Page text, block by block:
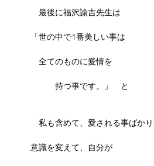
最後に福沢諭吉先生は
「世の中で1番美しい事は
全てのものに愛情を
持つ事です。」　と
私も含めて、愛される事ばかり
意識を変えて、自分が